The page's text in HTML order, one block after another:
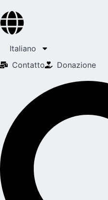
Italiano
Contatto
Donazione